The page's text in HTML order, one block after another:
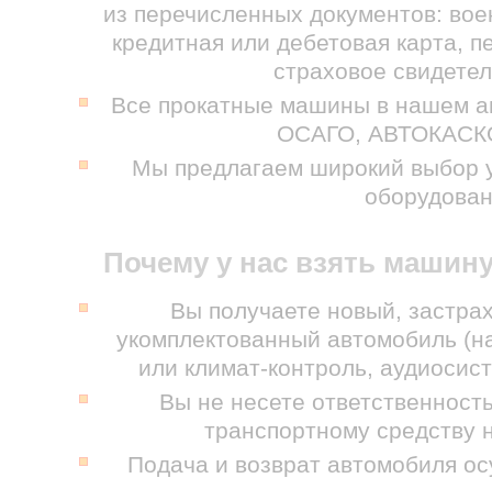
из перечисленных документов:
кредитная или дебетовая карта,
страховое
Все прокатные машины в нашем
ОСАГО,
Мы предлагаем широкий выбор
Почему у нас взять
Вы получаете новый,
укомплектованный автомобиль
или климат-контроль,
Вы не несете
транспортному
Подача и возврат автомобиля